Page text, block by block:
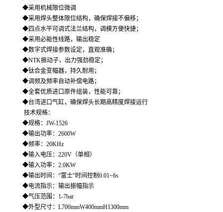
◆采用机械限位微调
◆采用焊头整体限位结构，确保焊接不偏移；
◆四点水平可调式法兰结构，调模方便快捷；
◆采用必能性线路，输出稳定
◆数字式焊接参数设定，直观准确；
◆NTK振动子，出力强劲稳定；
◆钛合金变幅器，持久耐用；
◆调频及频率自动补偿电路；
◆全套优质进口原件组装，性能可靠；
◆台湾进口气缸，确保焊头长期高精度焊接运行
技术规格：
◆规格：JW-1526
◆输出功率：2600W
◆频率：20KHz
◆输入电压：220V（单相）
◆输入功率：2.0KW
◆输出时间：“富士”时间控制0.01~6s
◆电流指示：输出振幅指示
◆气压范围：1-7bar
◆外型尺寸：L700mmW400mmH1300mm